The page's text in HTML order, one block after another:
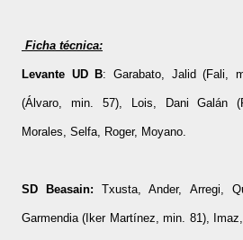
Ficha técnica:
Levante UD B: Garabato, Jalid (Fali,
(Álvaro, min. 57), Lois, Dani Galán
Morales, Selfa, Roger, Moyano.
SD Beasain: Txusta, Ander, Arregi,
Garmendia (Iker Martínez, min. 81),